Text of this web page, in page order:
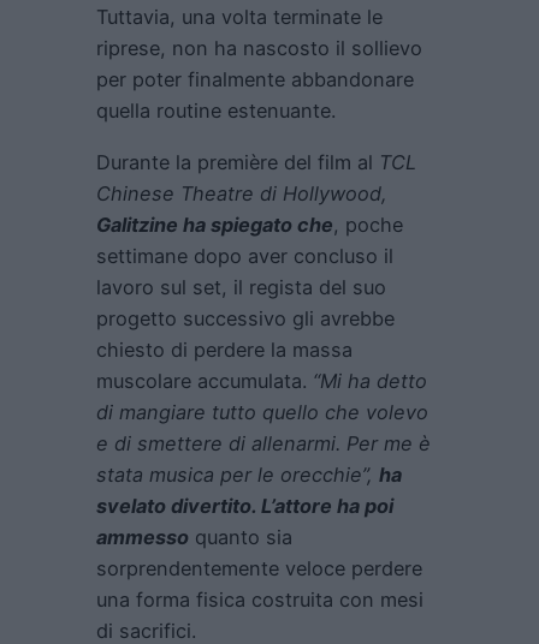
Tuttavia, una volta terminate le
riprese, non ha nascosto il sollievo
per poter finalmente abbandonare
quella routine estenuante.
Durante la première del film al TCL
Chinese Theatre di Hollywood,
Galitzine ha spiegato che, poche
settimane dopo aver concluso il
lavoro sul set, il regista del suo
progetto successivo gli avrebbe
chiesto di perdere la massa
muscolare accumulata. “Mi ha detto
di mangiare tutto quello che volevo
e di smettere di allenarmi. Per me è
stata musica per le orecchie”, ha
svelato divertito. L’attore ha poi
ammesso quanto sia
sorprendentemente veloce perdere
una forma fisica costruita con mesi
di sacrifici.